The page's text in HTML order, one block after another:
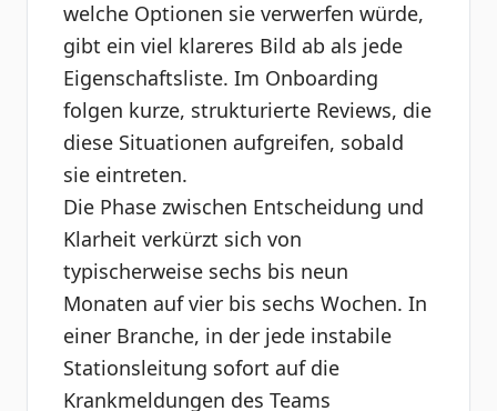
welche Optionen sie verwerfen würde,
gibt ein viel klareres Bild ab als jede
Eigenschaftsliste. Im Onboarding
folgen kurze, strukturierte Reviews, die
diese Situationen aufgreifen, sobald
sie eintreten.
Die Phase zwischen Entscheidung und
Klarheit verkürzt sich von
typischerweise sechs bis neun
Monaten auf vier bis sechs Wochen. In
einer Branche, in der jede instabile
Stationsleitung sofort auf die
Krankmeldungen des Teams